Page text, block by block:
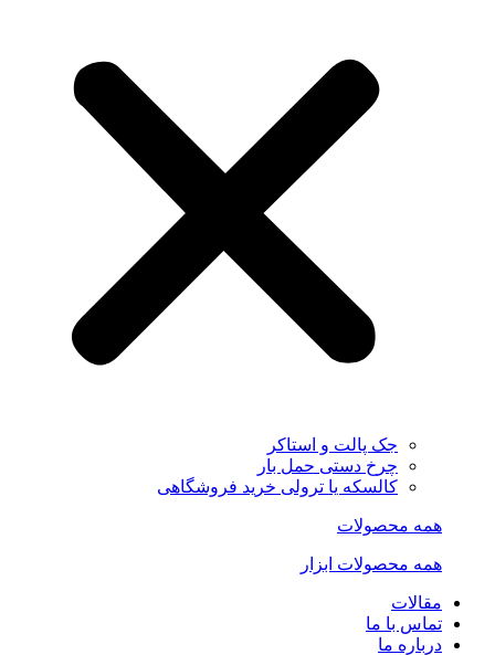
جک پالت و استاکر
چرخ دستی حمل بار
کالسکه یا ترولی خرید فروشگاهی
همه محصولات
همه محصولات ابزار
مقالات
تماس با ما
درباره ما